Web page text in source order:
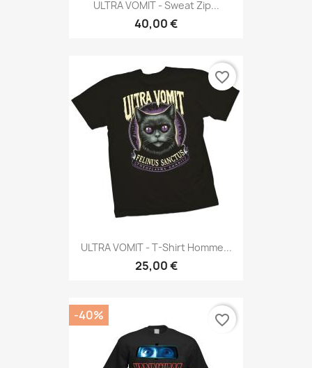
ULTRA VOMIT - Sweat Zip...
40,00 €
ULTRA VOMIT - T-Shirt Homme...
25,00 €
favorite_border
-40% favorite_border